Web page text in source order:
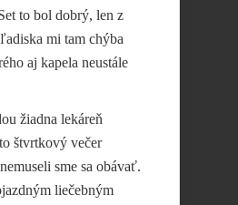
to bol dobrý, len z
mi tam chýba
aj kapela neustále
žiadna lekáreň
štvrtkový večer
sme sa obávať.
liečebným